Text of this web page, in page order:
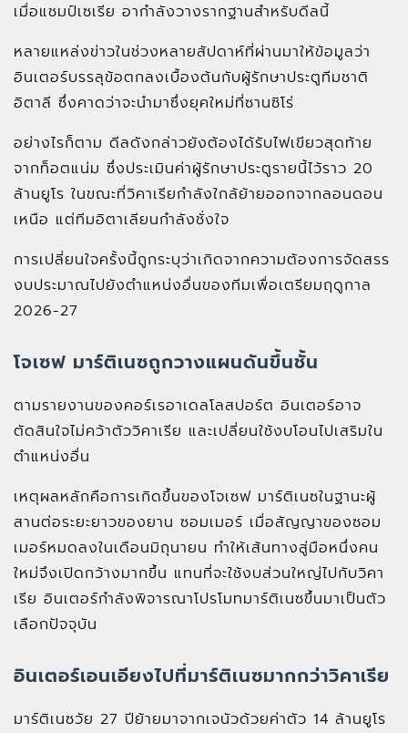
เมื่อแชมป์เซเรีย อากำลังวางรากฐานสำหรับดีลนี้
หลายแหล่งข่าวในช่วงหลายสัปดาห์ที่ผ่านมาให้ข้อมูลว่า
อินเตอร์บรรลุข้อตกลงเบื้องต้นกับผู้รักษาประตูทีมชาติ
อิตาลี ซึ่งคาดว่าจะนำมาซึ่งยุคใหม่ที่ซานซิโร่
อย่างไรก็ตาม ดีลดังกล่าวยังต้องได้รับไฟเขียวสุดท้าย
จากท็อตแน่ม ซึ่งประเมินค่าผู้รักษาประตูรายนี้ไว้ราว 20
ล้านยูโร ในขณะที่วิคาเรียกำลังใกล้ย้ายออกจากลอนดอน
เหนือ แต่ทีมอิตาเลียนกำลังชั่งใจ
การเปลี่ยนใจครั้งนี้ถูกระบุว่าเกิดจากความต้องการจัดสรร
งบประมาณไปยังตำแหน่งอื่นของทีมเพื่อเตรียมฤดูกาล
2026-27
โจเซฟ มาร์ติเนซถูกวางแผนดันขึ้นชั้น
ตามรายงานของคอร์เรอาเดลโลสปอร์ต อินเตอร์อาจ
ตัดสินใจไม่คว้าตัววิคาเรีย และเปลี่ยนใช้งบโอนไปเสริมใน
ตำแหน่งอื่น
เหตุผลหลักคือการเกิดขึ้นของโจเซฟ มาร์ติเนซในฐานะผู้
สานต่อระยะยาวของยาน ซอมเมอร์ เมื่อสัญญาของซอม
เมอร์หมดลงในเดือนมิถุนายน ทำให้เส้นทางสู่มือหนึ่งคน
ใหม่จึงเปิดกว้างมากขึ้น แทนที่จะใช้งบส่วนใหญ่ไปกับวิคา
เรีย อินเตอร์กำลังพิจารณาโปรโมทมาร์ติเนซขึ้นมาเป็นตัว
เลือกปัจจุบัน
อินเตอร์เอนเอียงไปที่มาร์ติเนซมากกว่าวิคาเรีย
มาร์ติเนซวัย 27 ปีย้ายมาจากเจนัวด้วยค่าตัว 14 ล้านยูโร